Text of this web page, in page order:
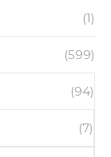
(1)
(599)
(94)
(7)